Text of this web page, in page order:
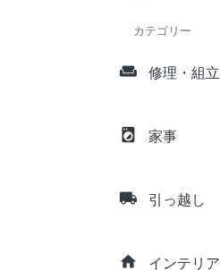
カテゴリー
weekend 修理・組立
local_laundry_service 家事
local_shipping 引っ越し
home インテリア